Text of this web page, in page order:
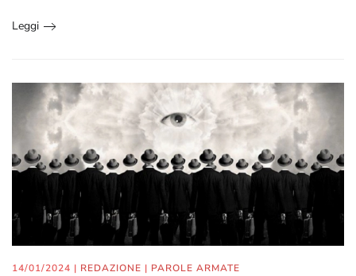
Leggi
14/01/2024 | REDAZIONE | PAROLE ARMATE